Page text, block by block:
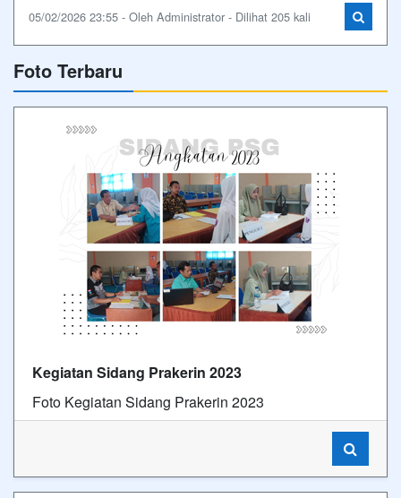
05/02/2026 23:55 - Oleh Administrator - Dilihat 205 kali
Foto Terbaru
Kegiatan Sidang Prakerin 2023
Foto Kegiatan Sidang Prakerin 2023